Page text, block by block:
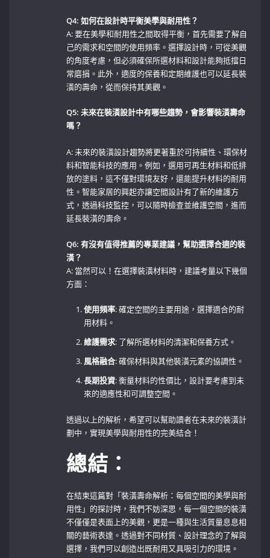
Q4: 如何在設計時平衡美學與耐用性？
A: ⁤要在美學和耐用性之間取得平衡，首先需要了解自
己的需求和空間的使用頻率。選擇設計時，可從美觀
的角度考慮，但必須確保所選材料和設計能夠抵擋日
常磨損。此外，適度的保養和定期維護也可以延長裝
潢的壽命，從而保持其美觀。
Q5:‍ 未來在裝潢設計中有哪些趨勢，會影響裝潢壽命
嗎？
A:⁢ 未來的裝潢設計趨勢將更著重於可持續性、環保材
料和智能科技的應用。例如，選用可再生材料和低排
放的塗料，這不僅對環境友好，還能提升材料的耐用
性。智能家居的興起亦讓空間設計有了新的維護方
式，透過科技監控，可以隨時檢查並維護空間，進而
延長裝潢的壽命。
Q6: 有沒有值得推薦的專業建議，幫助選擇合適的裝
潢？
A: 當然可以！在選擇裝潢材料時，建議考量以下幾個
方面： ⁢
使用頻率: 確定空間的主要用途，選擇適合的耐
用材料。
維護需求: ‍了解所選材料的清潔和保養方式。
風格融合: 確保材料與其他裝潢元素的協調性。 ⁤
長期投資: 衡量材料的性價比，設計要考慮到未
來的適應性和可調整空間。
透過以上的解析，希望可以幫助讀者在未來的裝潢計
劃中，實現美學與耐用性的完美結合！
總結：
在結束這篇對「裝潢壽命解析：每個空間的美學與耐
用性」的探討時，我們不妨深思，每一個空間的裝潢
不僅僅是表面上的美觀，更是一種與生活質量息息相
關的藝術表達。透過對不同材質、設計理念的了解與
選擇，我們可以創造出既耐用又具吸引力的環境。